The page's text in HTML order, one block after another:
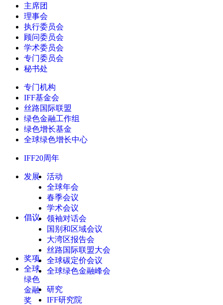
主席团
理事会
执行委员会
顾问委员会
学术委员会
专门委员会
秘书处
专门机构
IFF基金会
丝路国际联盟
绿色金融工作组
绿色增长基金
全球绿色增长中心
IFF20周年
发展
倡议
奖项
全球
绿色
金融
奖
活动
全球年会
春季会议
学术会议
领袖对话会
国别和区域会议
大湾区报告会
丝路国际联盟大会
全球碳定价会议
全球绿色金融峰会
研究
IFF研究院